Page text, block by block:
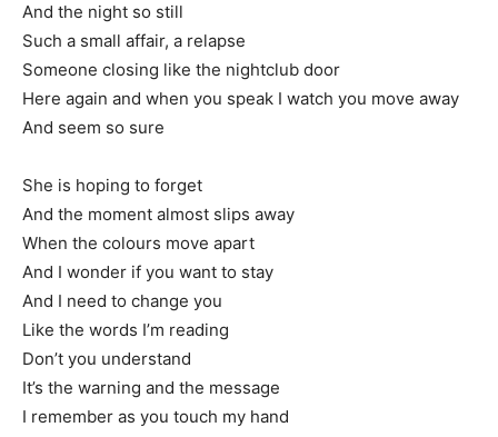
And the night so still
Such a small affair, a relapse
Someone closing like the nightclub door
Here again and when you speak I watch you move away
And seem so sure
She is hoping to forget
And the moment almost slips away
When the colours move apart
And I wonder if you want to stay
And I need to change you
Like the words I’m reading
Don’t you understand
It’s the warning and the message
I remember as you touch my hand